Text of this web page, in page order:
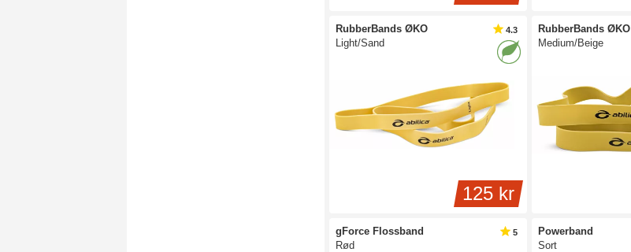
RubberBands ØKO
Light/Sand
125 kr
4.3
RubberBands ØKO
Medium/Beige
gForce Flossband
Rød
5
Powerband
Sort